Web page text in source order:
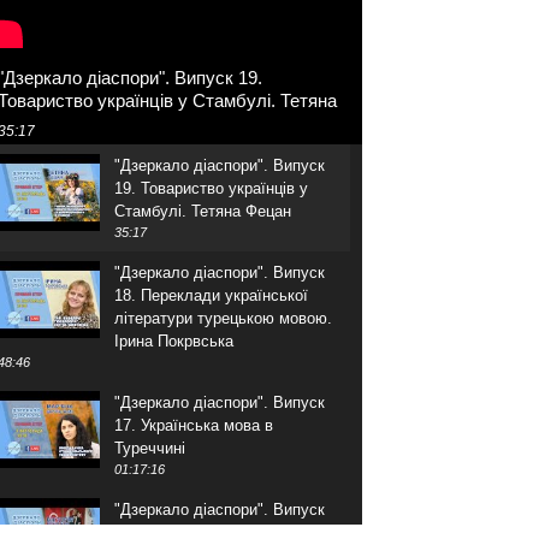
діаспори". Випуск 19.
українців у Стамбулі. Тетяна
Фецан
"Дзеркало діаспори". Випуск
19. Товариство українців у
Стамбулі. Тетяна Фецан
35:17
"Дзеркало діаспори". Випуск
18. Переклади української
літератури турецькою мовою.
Ірина Покрвська
"Дзеркало діаспори". Випуск
17. Українська мова в
Туреччині
01:17:16
"Дзеркало діаспори". Випуск